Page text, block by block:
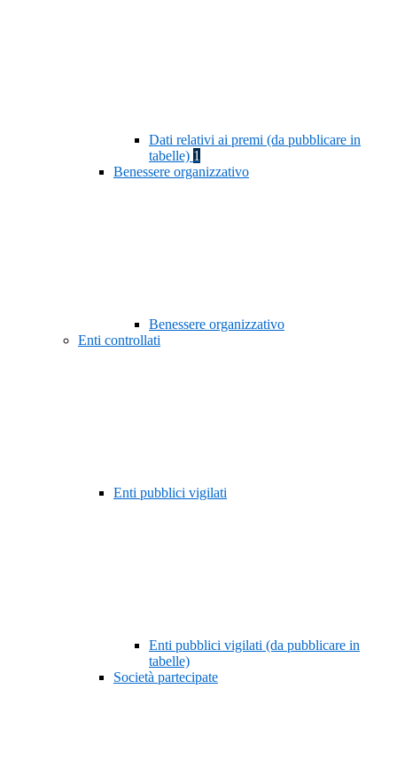
Dati relativi ai premi (da pubblicare in
tabelle) 1
Benessere organizzativo
Benessere organizzativo
Enti controllati
Enti pubblici vigilati
Enti pubblici vigilati (da pubblicare in
tabelle)
Società partecipate